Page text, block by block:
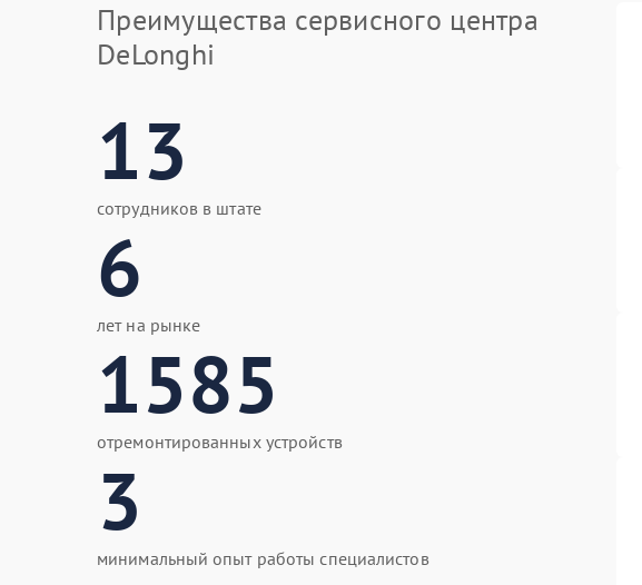
Преимущества сервисного центра
DeLonghi
13
сотрудников в штате
6
лет на рынке
1585
отремонтированных устройств
3
минимальный опыт работы специалистов